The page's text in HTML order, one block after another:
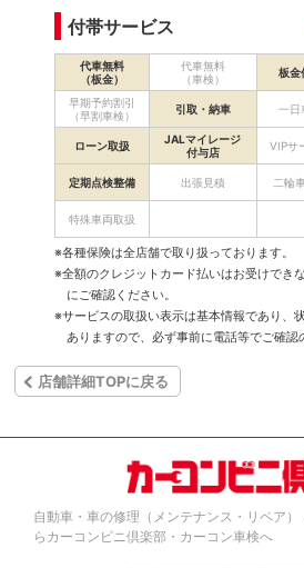
付帯サービス
代車無料
（板金）
代車無料
（車検）
板金
早期予約割引
（早割車検）
引取・納車 一日
ローン取扱
JALマイレージ
付与店
VIPサ
定期点検整備 出張見積 二輪
特殊車両取扱
※各種保険は全店舗で取り扱っております。
※全額のクレジットカード払いはお受けでき
にご確認ください。
※サービスの取扱い表示は基本情報であり、
ありますので、必ず事前に電話等でご確認
店舗詳細TOPに戻る
自動車・車の修理（メンテナンス・リペア
らカーコンビニ倶楽部・カーコン車検へ